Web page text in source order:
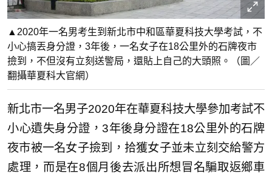
▲2020年一名男考生到新北市中和區華夏科技大學考試，不
小心搞丟身分證，3年後，一名女子在18公里外的石牌夜市
撿到，不但沒有立刻送警局，還貼上自己的大頭照。（圖／
翻攝華夏科大官網）
新北市一名男子2020年在華夏科技大學參加考試不
小心遺失身分證，3年後身分證在18公里外的石牌
夜市被一名女子撿到，拾獲女子並未立刻交給警方
處理，而是在8個月後去派出所想冒名騙取返鄉車